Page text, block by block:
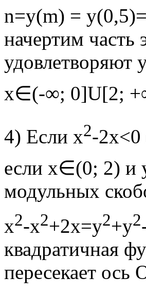
n=у(m) =
начертим часть
удовлетворяют
х∈(-∞; 0]U[2;
4) Если x2-2х<0
если х∈(0; 2) и
модульных
х2-х2+2х=у2+у2
квадратичная
пересекает ось